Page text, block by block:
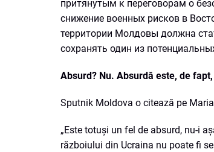
притянутым к переговорам о
снижение военных рисков в
территории Молдовы должна
сохранять один из
Absurd? Nu. Absurdă este, de
Sputnik Moldova o citează pe
„Este totuși un fel de absurd, nu-i
războiului din Ucraina nu poate fi